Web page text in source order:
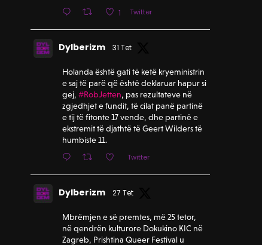
1 Twitter
Dylberizm 31 Tet
Holanda është gati të ketë kryeministrin
e saj të parë që është deklaruar hapur si
gej,#RobJetten, pas rezultateve në
zgjedhjet e fundit, të cilat panë partinë
e tij të fitonte 17 vende, dhe partinë e
ekstremit të djathtë të Geert Wilders të
humbiste 11.
Twitter
Dylberizm 27 Tet
Mbrëmjen e së premtes, më 25 tetor,
në qendrën kulturore Dokukino KIC në
Zagreb, Prishtina Queer Festival u